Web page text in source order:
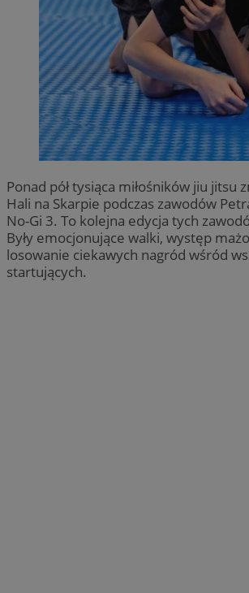
Ponad pół tysiąca miłośników jiu jitsu
Hali na Skarpie podczas zawodów
No-Gi 3. To kolejna edycja tych
Były emocjonujące walki, występ
losowanie ciekawych nagród wśród
startujących.